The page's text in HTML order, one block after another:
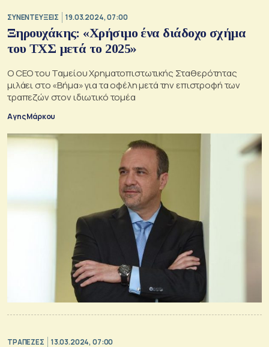
ΣΥΝΕΝΤΕΥΞΕΙΣ 19.03.2024, 07:00
Ξηρουχάκης: «Χρήσιμο ένα διάδοχο σχήμα
του ΤΧΣ μετά το 2025»
Ο CEO του Ταμείου Χρηματοπιστωτικής Σταθερότητας
μιλάει στο «Βήμα» για τα οφέλη μετά την επιστροφή των
τραπεζών στον ιδιωτικό τομέα
Αγης Μάρκου
ΤΡΑΠΕΖΕΣ 13.03.2024, 07:00